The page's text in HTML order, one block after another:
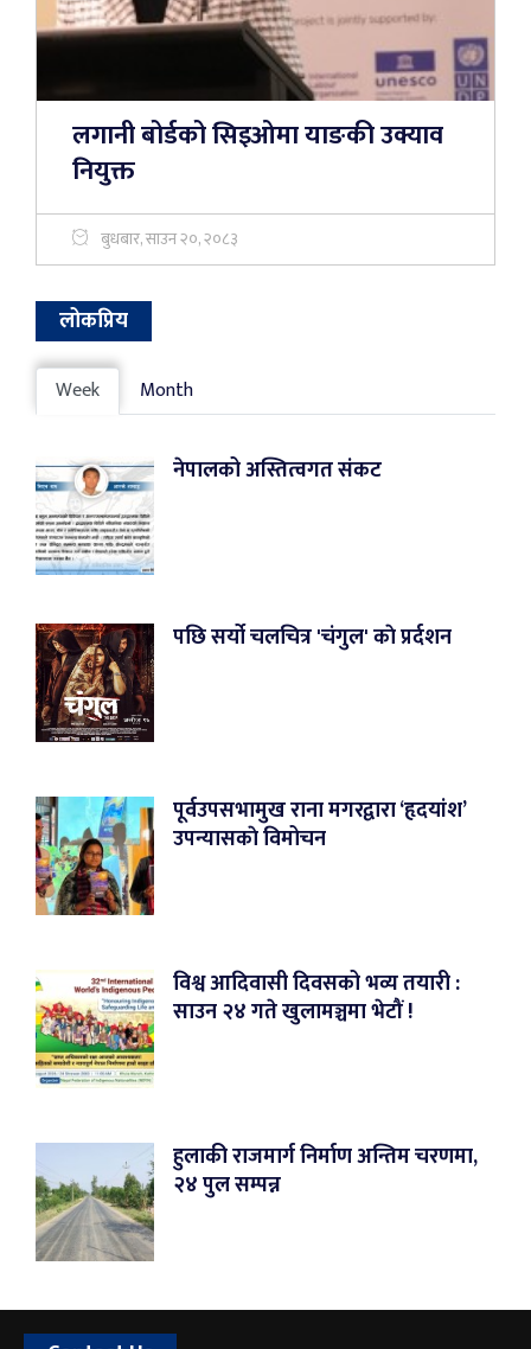
लगानी बोर्डको सिइओमा याङकी उक्याव
नियुक्त
बुधबार, साउन २०, २०८३
लोकप्रिय
Week Month
नेपालको अस्तित्वगत संकट
पछि सर्यो चलचित्र 'चंगुल' काे प्रर्दशन
पूर्वउपसभामुख राना मगरद्वारा ‘हृदयांश’
उपन्यासकाे विमोचन
विश्व आदिवासी दिवसको भव्य तयारी :
साउन २४ गते खुलामञ्चमा भेटौं !
हुलाकी राजमार्ग निर्माण अन्तिम चरणमा,
२४ पुल सम्पन्न